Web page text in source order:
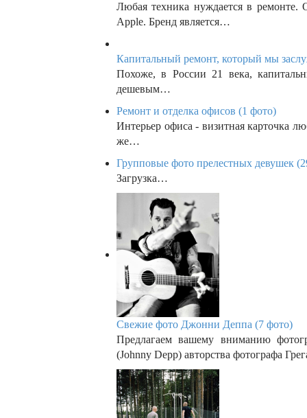
Любая техника нуждается в ремонте.
Apple. Бренд является…
Капитальный ремонт, который мы
Похоже, в России 21 века,
дешевым…
Ремонт и отделка офисов (1 фото)
Интерьер офиса - визитная карточка
же…
Групповые фото прелестных девушек
Загрузка…
Свежие фото Джонни Деппа (7 фото)
Предлагаем вашему вниманию
(Johnny Depp) авторства фотографа